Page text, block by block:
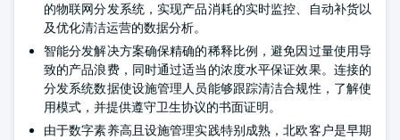
的物联网分发系统，实现产品消耗的实时监控、自动补货以
及优化清洁运营的数据分析。
智能分发解决方案确保精确的稀释比例，避免因过量使用导
致的产品浪费，同时通过适当的浓度水平保证效果。连接的
分发系统数据使设施管理人员能够跟踪清洁合规性，了解使
用模式，并提供遵守卫生协议的书面证明。
由于数字素养高且设施管理实践特别成熟，北欧客户是早期